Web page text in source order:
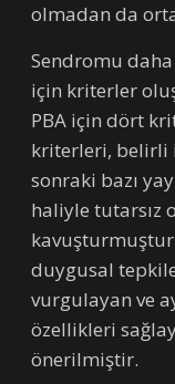
olmadan da
Sendromu
için kriterler
PBA için dört
kriterleri, belirli
sonraki bazı
haliyle tutarsız
kavuşturmuştur.
duygusal
vurgulayan ve
özellikleri
önerilmiştir.